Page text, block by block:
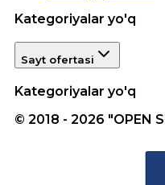
Kategoriyalar yo'q
Sayt ofertasi
Kategoriyalar yo'q
© 2018 - 2026 "OPEN